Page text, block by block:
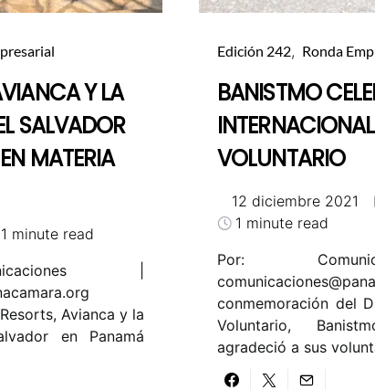
Y LA
SALVADOR
MATERIA
1 minute read
|
Avianca y la
en Panamá
Edición 242 Ronda
BANISTMO
VOLUNTARIO
12 diciembre 2021
1 minute read
Por:
conmemoración del
Voluntario,
agradeció a sus